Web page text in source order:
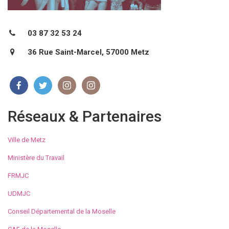
03 87 32 53 24
36 Rue Saint-Marcel, 57000 Metz
Réseaux & Partenaires
Ville de Metz
Ministère du Travail
FRMJC
UDMJC
Conseil Départemental de la Moselle